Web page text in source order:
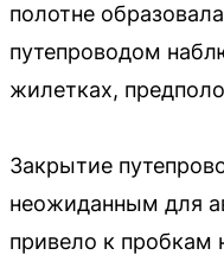
полотне
путепроводом
жилетках,
Закрытие
неожиданным для
привело к пробкам